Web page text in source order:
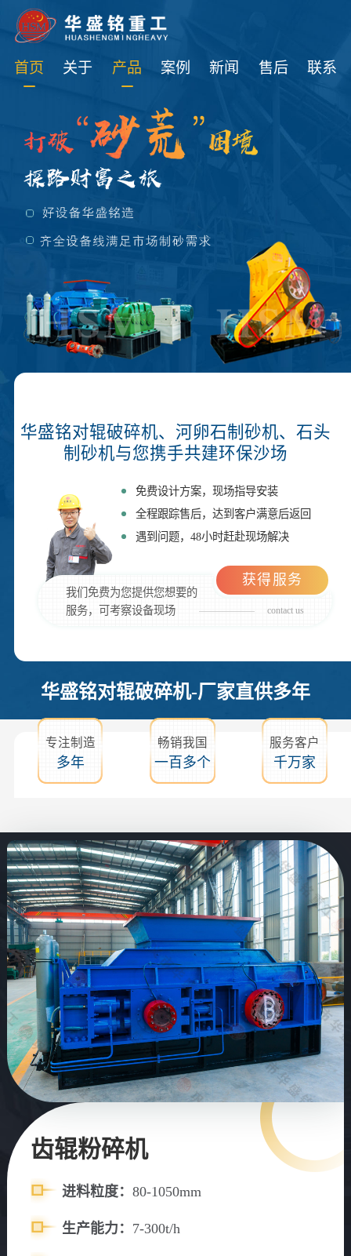
首页 关于 产品 案例 新闻 售后 联系
华盛铭对辊破碎机、河卵石制砂机、石头
制砂机与您携手共建环保沙场
免费设计方案，现场指导安装
全程跟踪售后，达到客户满意后返回
遇到问题，48小时赶赴现场解决
我们免费为您提供您想要的
服务，可考察设备现场
contact us
获得服务
华盛铭对辊破碎机-厂家直供多年
专注制造
多年
畅销我国
一百多个
服务客户
千万家
齿辊粉碎机
进料粒度： 80-1050mm
生产能力： 7-300t/h